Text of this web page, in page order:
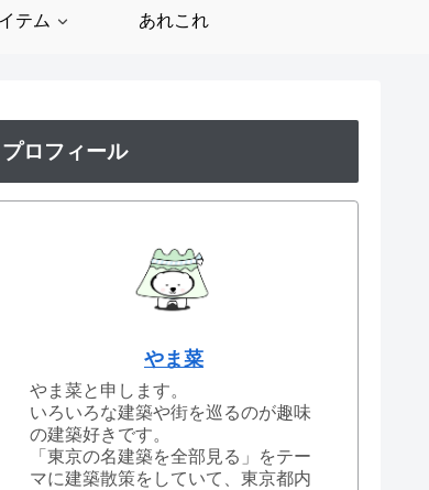
テム あれこれ
プロフィール
やま菜
やま菜と申します。
いろいろな建築や街を巡るのが趣味
の建築好きです。
「東京の名建築を全部見る」をテー
マに建築散策をしていて、東京都内